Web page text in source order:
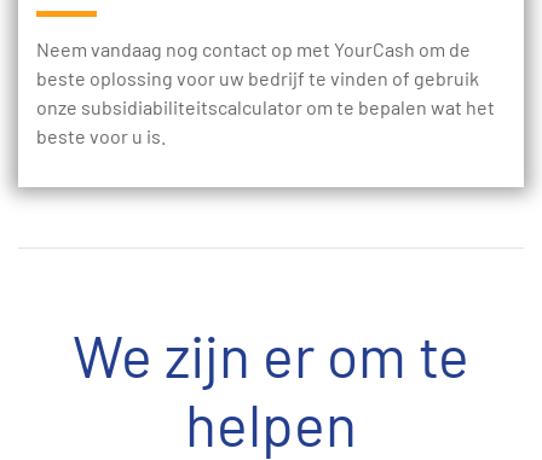
Neem vandaag nog contact op met YourCash om de
beste oplossing voor uw bedrijf te vinden of gebruik
onze subsidiabiliteitscalculator om te bepalen wat het
beste voor u is.
We zijn er om te
helpen